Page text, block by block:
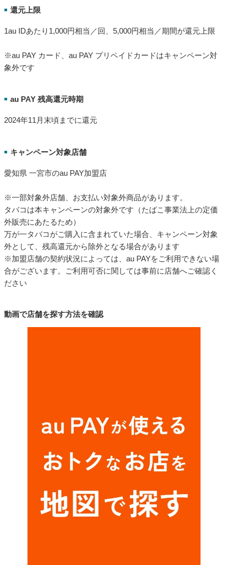
■ 還元上限
1au IDあたり1,000円相当／回、5,000円相当／期間が還元上限
※au PAY カード、au PAY プリペイドカードはキャンペーン対
象外です
■ au PAY 残高還元時期
2024年11月末頃までに還元
■ キャンペーン対象店舗
愛知県 一宮市のau PAY加盟店
※一部対象外店舗、お支払い対象外商品があります。
タバコは本キャンペーンの対象外です（たばこ事業法上の定価
外販売にあたるため）
万が一タバコがご購入に含まれていた場合、キャンペーン対象
外として、残高還元から除外となる場合があります
※加盟店舗の契約状況によっては、au PAYをご利用できない場
合がございます。ご利用可否に関しては事前に店舗へご確認く
ださい
動画で店舗を探す方法を確認